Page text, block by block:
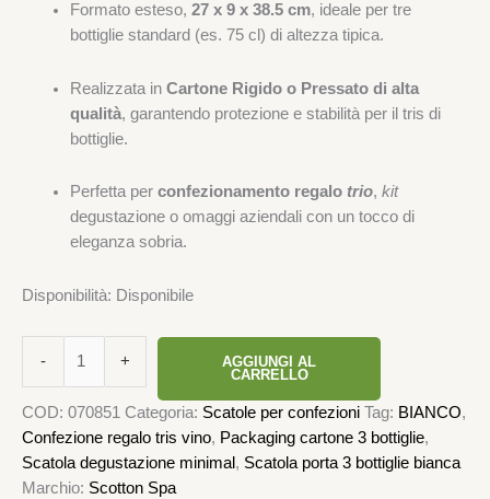
Formato esteso, 27 x 9 x 38.5 cm, ideale per tre
bottiglie standard (es. 75 cl) di altezza tipica.
Realizzata in Cartone Rigido o Pressato di alta
qualità, garantendo protezione e stabilità per il tris di
bottiglie.
Perfetta per confezionamento regalo trio, kit
degustazione o omaggi aziendali con un tocco di
eleganza sobria.
Disponibilità: Disponibile
- +
AGGIUNGI AL
CARRELLO
COD: 070851 Categoria: Scatole per confezioni Tag: BIANCO,
Confezione regalo tris vino, Packaging cartone 3 bottiglie,
Scatola degustazione minimal , Scatola porta 3 bottiglie bianca
Marchio: Scotton Spa